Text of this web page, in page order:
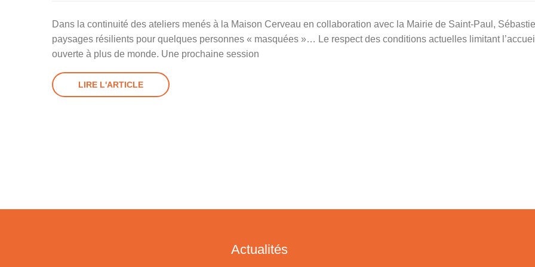
Dans la continuité des ateliers menés à la Maison Cerveau en collaboration avec la Mairie de Saint-Paul,
paysages résilients pour quelques personnes « masquées »… Le respect des conditions actuelles limitant
ouverte à plus de monde. Une prochaine session
LIRE L'ARTICLE
Actualités